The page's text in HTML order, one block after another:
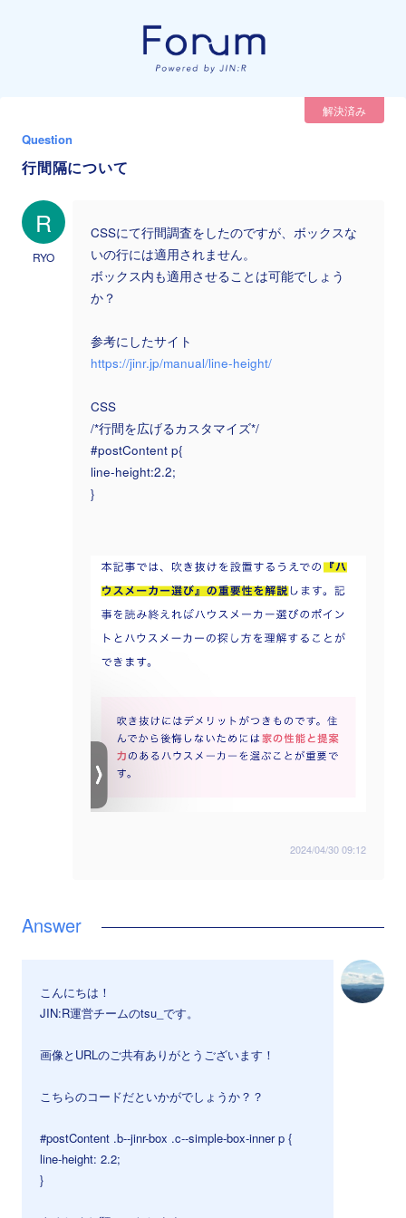
解決済み
Question
行間隔について
R
RYO
CSSにて行間調査をしたのですが、ボックスな
いの行には適用されません。
ボックス内も適用させることは可能でしょう
か？
参考にしたサイト
https://jinr.jp/manual/line-height/
CSS
/*行間を広げるカスタマイズ*/
#postContent p{
line-height:2.2;
}
2024/04/30 09:12
こんにちは！
JIN:R運営チームのtsu_です。
画像とURLのご共有ありがとうございます！
こちらのコードだといかがでしょうか？？
#postContent .b--jinr-box .c--simple-box-inner p {
line-height: 2.2;
}